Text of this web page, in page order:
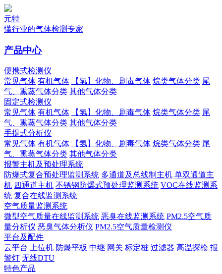
元特
懂行业的气体检测专家
产品中心
便携式检测仪
常见气体 有机气体 【氢】化物、剧毒气体 烷类气体分类 尾
气、熏蒸气体分类 其他气体分类
固定式检测仪
常见气体 有机气体 【氢】化物、剧毒气体 烷类气体分类 尾
气、熏蒸气体分类 其他气体分类
手提式分析仪
常见气体 有机气体 【氢】化物、剧毒气体 烷类气体分类 尾
气、熏蒸气体分类 其他气体分类
报警主机及预处理系统
防爆式复合预处理监测系统 多通道及总线制主机 单双通道主
机 四通道主机 不锈钢防爆式预处理监测系统 VOC在线监测系
统 复合在线监测系统
空气质量监测系统
微型空气质量在线监测系统 恶臭在线监测系统 PM2.5空气质
量分析仪 恶臭气体分析仪 PM2.5空气质量检测仪
平台及配件
云平台 上位机 防爆平板 中继 网关 标定桩 过滤器 高温探枪 报
警灯 无线DTU
特色产品